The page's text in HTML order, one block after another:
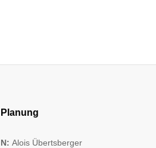
Planung
N: Alois Übertsberger